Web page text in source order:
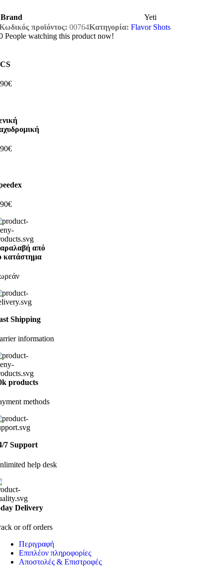
Brand
Yeti
προϊόντος: 00764Κατηγορία: Flavor Shots
People watching this product now!
από
κατάστημα
Shipping
information
products
methods
7 Support
help desk
Delivery
or off orders
Περιγραφή
Επιπλέον πληροφορίες
Αποστολές & Επιστροφές